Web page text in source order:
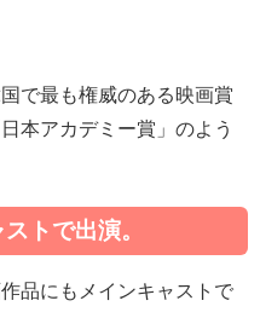
で最も権威のある映画賞
本アカデミー賞」のよう
トで出演。
品にもメインキャストで